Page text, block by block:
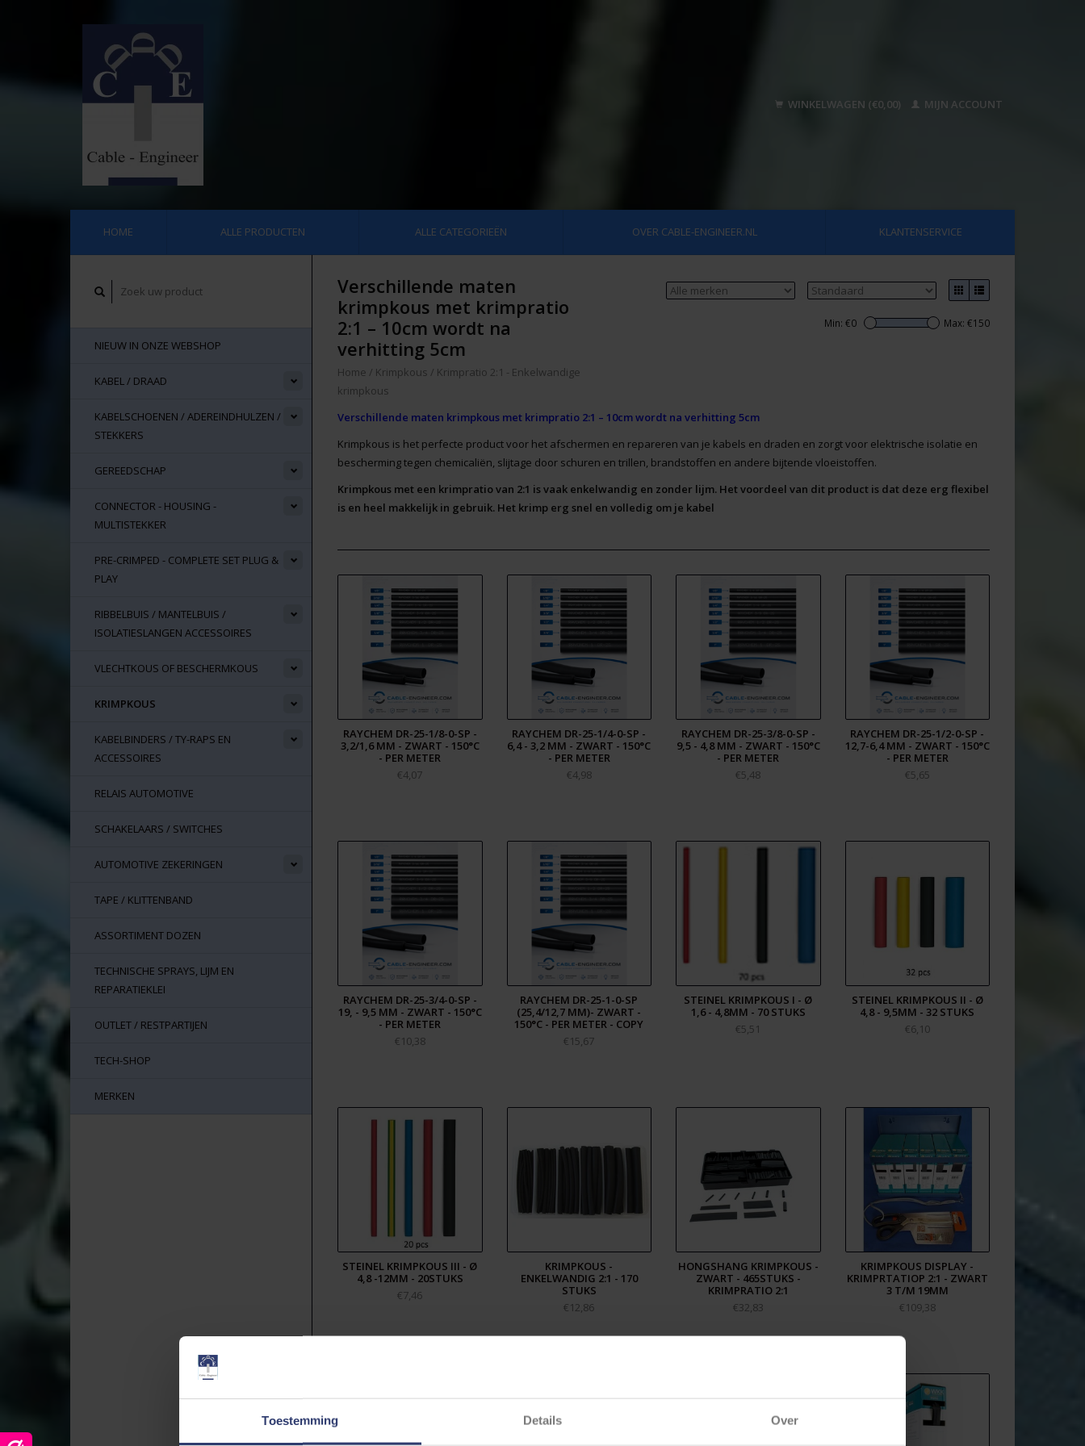
Toestemming Details Over
WINKELWAGEN (€0,00) MIJN ACCOUNT
HOME ALLE PRODUCTEN ALLE CATEGORIEËN OVER CABLE-ENGINEER.NL KLANTENSERVICE
NIEUW IN ONZE WEBSHOP
KABEL / DRAAD
KABELSCHOENEN / ADEREINDHULZEN /
STEKKERS
GEREEDSCHAP
CONNECTOR - HOUSING -
MULTISTEKKER
PRE-CRIMPED - COMPLETE SET PLUG &
PLAY
RIBBELBUIS / MANTELBUIS /
ISOLATIESLANGEN ACCESSOIRES
VLECHTKOUS OF BESCHERMKOUS
KRIMPKOUS
KABELBINDERS / TY-RAPS EN
ACCESSOIRES
RELAIS AUTOMOTIVE
SCHAKELAARS / SWITCHES
AUTOMOTIVE ZEKERINGEN
TAPE / KLITTENBAND
ASSORTIMENT DOZEN
TECHNISCHE SPRAYS, LIJM EN
REPARATIEKLEI
OUTLET / RESTPARTIJEN
TECH-SHOP
MERKEN
Verschillende maten
krimpkous met krimpratio
2:1 – 10cm wordt na
verhitting 5cm
Home / Krimpkous / Krimpratio 2:1 - Enkelwandige
krimpkous
Min: €0 Max: €150
Verschillende maten krimpkous met krimpratio 2:1 – 10cm wordt na verhitting 5cm
Krimpkous is het perfecte product voor het afschermen en repareren van je kabels en draden en zorgt voor elektrische isolatie en
bescherming tegen chemicaliën, slijtage door schuren en trillen, brandstoffen en andere bijtende vloeistoffen.
Krimpkous met een krimpratio van 2:1 is vaak enkelwandig en zonder lijm. Het voordeel van dit product is dat deze erg flexibel
is en heel makkelijk in gebruik. Het krimp erg snel en volledig om je kabel
RAYCHEM DR-25-1/8-0-SP -
3,2/1,6 MM - ZWART - 150°C
- PER METER
€4,07
RAYCHEM DR-25-1/4-0-SP -
6,4 - 3,2 MM - ZWART - 150°C
- PER METER
€4,98
RAYCHEM DR-25-3/8-0-SP -
9,5 - 4,8 MM - ZWART - 150°C
- PER METER
€5,48
RAYCHEM DR-25-1/2-0-SP -
12,7-6,4 MM - ZWART - 150°C
- PER METER
€5,65
RAYCHEM DR-25-3/4-0-SP -
19, - 9,5 MM - ZWART - 150°C
- PER METER
€10,38
RAYCHEM DR-25-1-0-SP
(25,4/12,7 MM)- ZWART -
150°C - PER METER - COPY
€15,67
STEINEL KRIMPKOUS I - Ø
1,6 - 4,8MM - 70 STUKS
€5,51
STEINEL KRIMPKOUS II - Ø
4,8 - 9,5MM - 32 STUKS
€6,10
STEINEL KRIMPKOUS III - Ø
4,8 -12MM - 20STUKS
€7,46
KRIMPKOUS -
ENKELWANDIG 2:1 - 170
STUKS
€12,86
HONGSHANG KRIMPKOUS -
ZWART - 465STUKS -
KRIMPRATIO 2:1
€32,83
KRIMPKOUS DISPLAY -
KRIMPRTATIOP 2:1 - ZWART
3 T/M 19MM
€109,38